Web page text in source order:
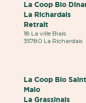
La Coop Bio
La Richardais
Retrait
18 La ville Biais
35780 La Richardais
La Coop Bio Saint
Malo
La Grassinais